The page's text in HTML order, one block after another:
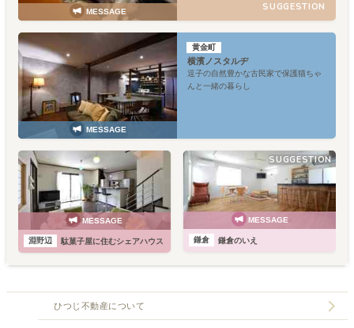
MESSAGE SUGGESTION
MESSAGE
黄金町
横濱ノスタルヂ
逗子の自然豊かな古民家で保護猫ちゃ
んと一緒の暮らし
MESSAGE
淵野辺 駄菓子屋に住むシェアハウス
MESSAGE
鎌倉 鎌倉のいえ
SUGGESTION
ひつじ不動産について